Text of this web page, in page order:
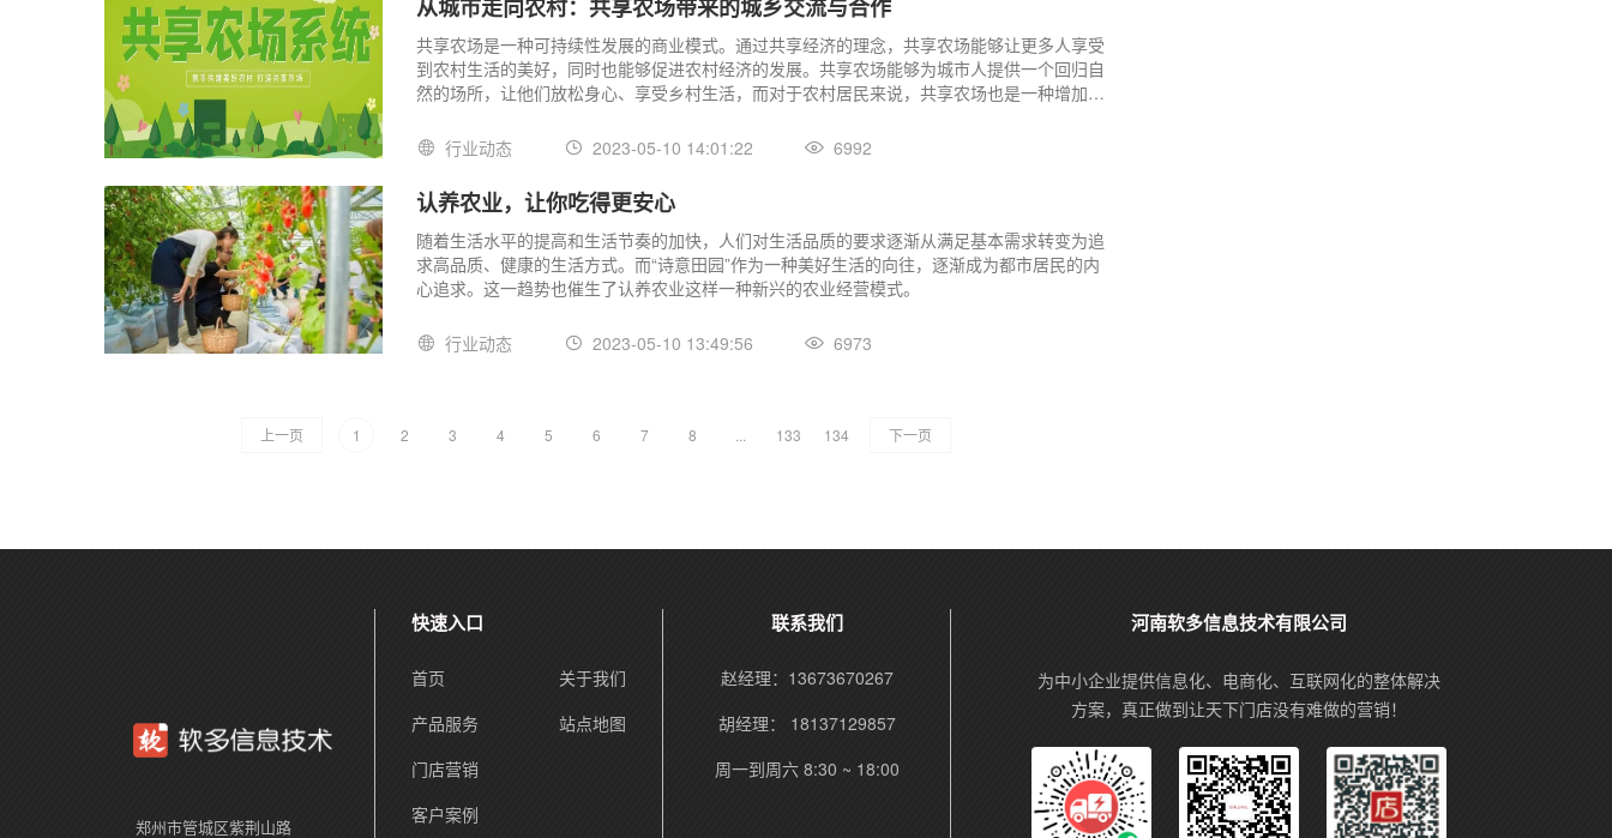
从城市走向农村：共享农场带来的城乡交流与合作
共享农场是一种可持续性发展的商业模式。通过共享经济的理念，共享农场能够让更多人享受
到农村生活的美好，同时也能够促进农村经济的发展。共享农场能够为城市人提供一个回归自
然的场所，让他们放松身心、享受乡村生活，而对于农村居民来说，共享农场也是一种增加收
行业动态
2023-05-10 14:01:22 6992
认养农业，让你吃得更安心
随着生活水平的提高和生活节奏的加快，人们对生活品质的要求逐渐从满足基本需求转变为追
求高品质、健康的生活方式。而“诗意田园”作为一种美好生活的向往，逐渐成为都市居民的内
心追求。这一趋势也催生了认养农业这样一种新兴的农业经营模式。
行业动态 2023-05-10 13:49:56 6973
上一页 1 2 3 4 5 6 7 8 133 134 下一页
郑州市管城区紫荆山路
快速入口
首页
产品服务
门店营销
客户案例
关于我们
站点地图
联系我们
赵经理：13673670267
胡经理： 18137129857
周一到周六 8:30 ~ 18:00
河南软多信息技术有限公司
为中小企业提供信息化、电商化、互联网化的整体解决
方案，真正做到让天下门店没有难做的营销！